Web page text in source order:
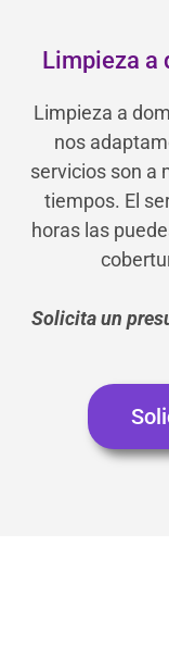
Limpieza a
Limpieza a
nos
servicios son a
tiempos. El
horas las
Solicita un